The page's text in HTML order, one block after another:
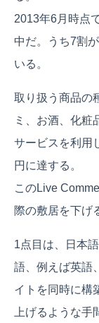
2013年6月時点
中だ。うち7割
いる。
取り扱う商品の
ミ、お酒、化粧
サービスを利用
円に達する。
このLive
際の敷居を下げ
1点目は、日本
語、例えば英語
イトを同時に構
上げるような手